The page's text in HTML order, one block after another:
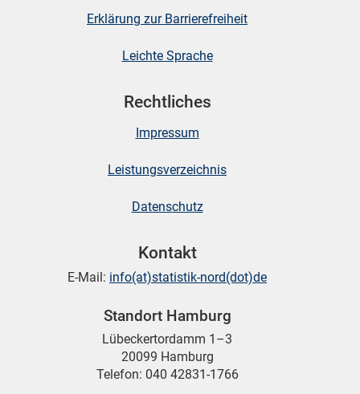
Erklärung zur Barrierefreiheit
Leichte Sprache
Rechtliches
Impressum
Leistungsverzeichnis
Datenschutz
Kontakt
E-Mail: info(at)statistik-nord(dot)de
Standort Hamburg
Lübeckertordamm 1–3
20099 Hamburg
Telefon: 040 42831-1766